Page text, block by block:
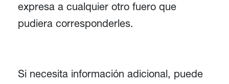
expresa a cualquier otro fuero que
pudiera corresponderles.
Si necesita información adicional, puede